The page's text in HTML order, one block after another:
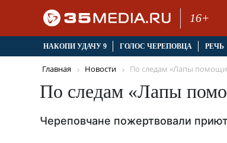
16+
НАКОПИ УДАЧУ 9 ГОЛОС ЧЕРЕПОВЦА РЕЧЬ
Главная Новости По следам «Лапы
По следам «Лапы
Череповчане пожертвовали